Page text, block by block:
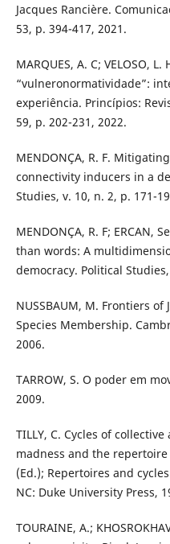
Jacques Rancière.
53, p. 394-417, 2021.
MARQUES, A. C; VELOSO,
“vulneronormatividade”:
experiência. Princípios:
59, p. 202-231, 2022.
MENDONÇA, R. F.
connectivity inducers in a
Studies, v. 10, n. 2, p. 171-
MENDONÇA, R. F; ERCAN,
than words: A
democracy. Political
NUSSBAUM, M. Frontiers
Species Membership.
2006.
TARROW, S. O poder em
2009.
TILLY, C. Cycles of
madness and the
(Ed.); Repertoires and
NC: Duke University Press,
TOURAINE, A.;